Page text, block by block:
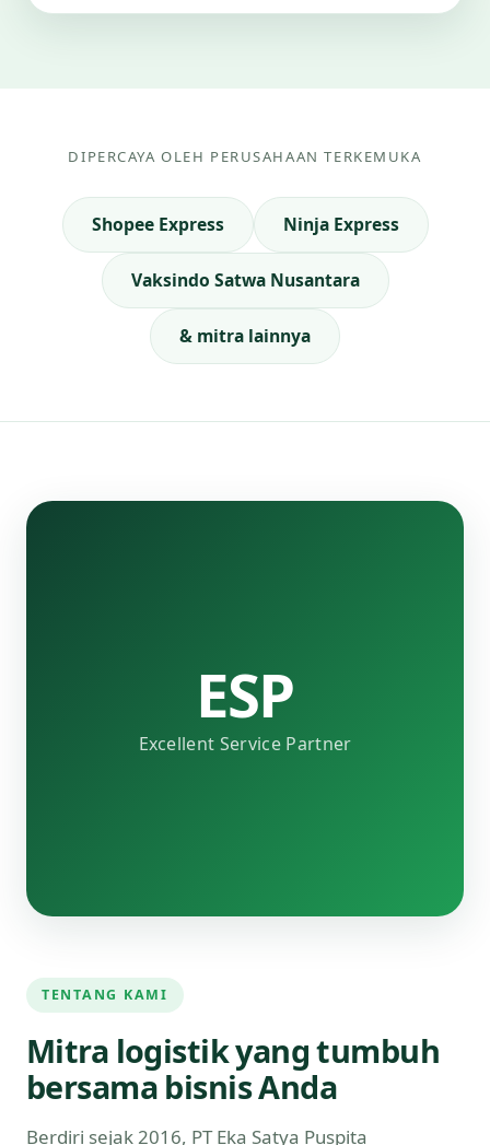
DIPERCAYA OLEH PERUSAHAAN TERKEMUKA
Shopee Express Ninja Express
Vaksindo Satwa Nusantara
& mitra lainnya
ESP
Excellent Service Partner
TENTANG KAMI
Mitra logistik yang tumbuh
bersama bisnis Anda
Berdiri sejak 2016, PT Eka Satya Puspita